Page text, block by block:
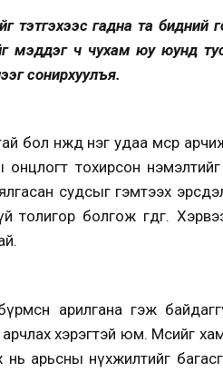
тэтгэхээс гадна та бидний
мэддэг ч чухам юу юунд
сонирхуулъя.
өнжөөд нэг удаа мөсөөр
тохирсон нэмэлтийг
судсыг гэмтээх
толигор болгож өгдөг.
арилгана гэж
хэрэгтэй юм. Мөсийг
нь арьсны нүхжилтийг